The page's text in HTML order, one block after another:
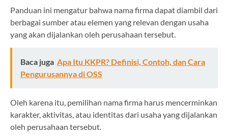
Panduan ini mengatur bahwa nama firma dapat diambil dari
berbagai sumber atau elemen yang relevan dengan usaha
yang akan dijalankan oleh perusahaan tersebut.
Baca juga Apa Itu KKPR? Definisi, Contoh, dan Cara
Pengurusannya di OSS
Oleh karena itu, pemilihan nama firma harus mencerminkan
karakter, aktivitas, atau identitas dari usaha yang dijalankan
oleh perusahaan tersebut.